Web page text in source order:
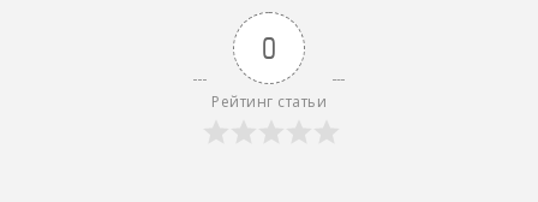
0
Рейтинг статьи